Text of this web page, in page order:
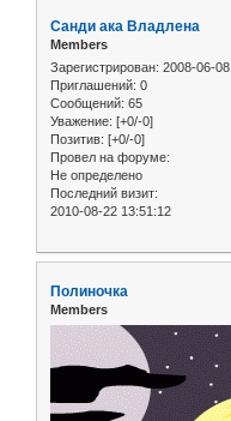
Санди ака Владлена
Members
Зарегистрирован: 2008-06-08
Приглашений: 0
Сообщений: 65
Уважение: [+0/-0]
Позитив: [+0/-0]
Провел на форуме:
Не определено
Последний визит:
2010-08-22 13:51:12
Полиночка
Members